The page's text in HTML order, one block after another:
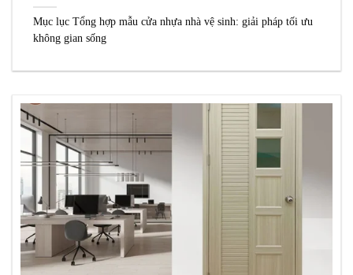
Mục lục Tổng hợp mẫu cửa nhựa nhà vệ sinh: giải pháp tối ưu
không gian sống